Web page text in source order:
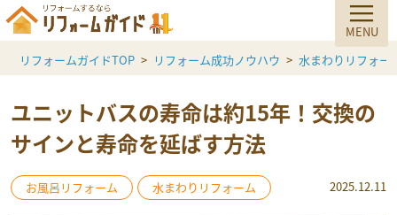
リフォームガイドTOP リフォーム成功ノウハウ 水まわりリフォー
ユニットバスの寿命は約15年！交換の
サインと寿命を延ばす方法
お風呂リフォーム 水まわりリフォーム 2025.12.11